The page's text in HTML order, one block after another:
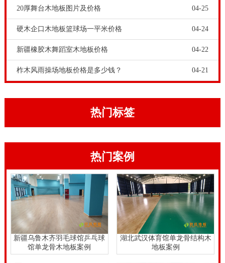
没有一切延展性死点，它的反跳较为指数*少需要做到
93%。
体育木地板养护工作者要注意啦。白蚁药是有毒的。大
家在对体育木地板用药的时候，建议请市场上的专业防
员和观众给中毒啦。切记，体育木地板灭虫蚁药不能乱
用。体育运动木地板购买，不可以仅仅较为价格。尽管
说体育运动木地板销售市场上店家诸多，大伙儿必须 货
比三家，可是我们要了解比什么。不一样体育运动木地
板店家的体育木地板和演出舞台木地板铺设原材料，哪
些较为关键呢，并不是购买价钱，也不是生产制造实木
板原材料，反而是体育运动木地板商品的技术专业品
质。四川松木舞台木地板行业价格表。
四川松木舞台木地板行业价格表，无论哪儿购置的健身
运动木地板龙骨构造系统软件，配备防潮膜全是不可或
20厚舞台木地板图片及价格 04-25
硬木企口木地板篮球场一平米价格 04-24
新疆橡胶木舞蹈室木地板价格 04-22
柞木风雨操场地板价格是多少钱？ 04-21
热门标签
热门案例
新疆乌鲁木齐羽毛球馆乒乓球
馆单龙骨木地板案例
湖北武汉体育馆单龙骨结构木
地板案例